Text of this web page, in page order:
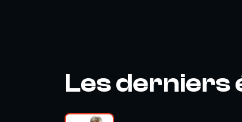
Les derniers